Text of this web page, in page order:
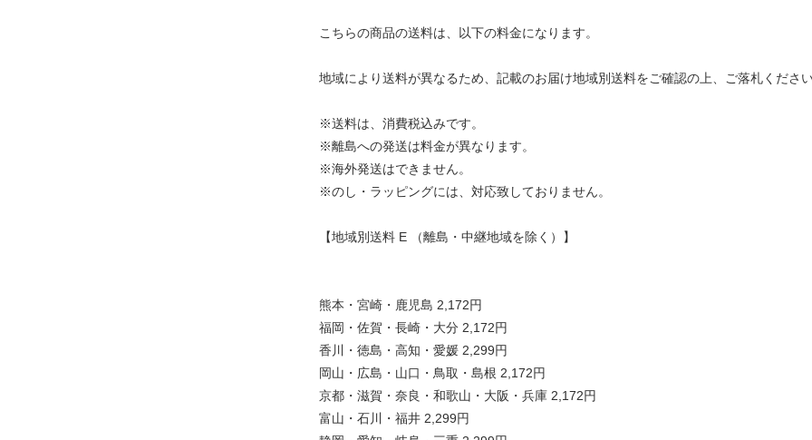
こちらの商品の送料は、以下の料金になります。
地域により送料が異なるため、記載のお届け地域別送料をご確認の上、ご落札ください
※送料は、消費税込みです。
※離島への発送は料金が異なります。
※海外発送はできません。
※のし・ラッピングには、対応致しておりません。
【地域別送料 E （離島・中継地域を除く）】
熊本・宮崎・鹿児島 2,172円
福岡・佐賀・長崎・大分 2,172円
香川・徳島・高知・愛媛 2,299円
岡山・広島・山口・鳥取・島根 2,172円
京都・滋賀・奈良・和歌山・大阪・兵庫 2,172円
富山・石川・福井 2,299円